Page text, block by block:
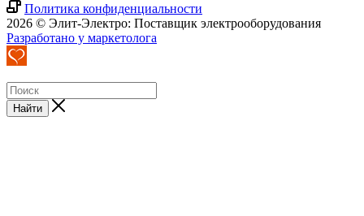
Политика конфиденциальности
2026 © Элит-Электро: Поставщик электрооборудования
Разработано у маркетолога
Найти